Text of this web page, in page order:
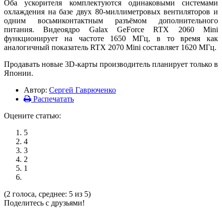
Оба ускорителя комплектуются одинаковыми системами
охлаждения на базе двух 80-миллиметровых вентиляторов и
одним восьмиконтактным разъёмом дополнительного
питания. Видеоядро Galax GeForce RTX 2060 Mini
функционирует на частоте 1650 МГц, в то время как
аналогичный показатель RTX 2070 Mini составляет 1620 МГц.
Продавать новые 3D-карты производитель планирует только в
Японии.
Автор: Сергей Гаврюченко
Распечатать
Оцените статью:
5
4
3
2
1
(2 голоса, среднее: 5 из 5)
Поделитесь с друзьями!